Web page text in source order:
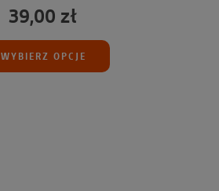
39,00 zł
WYBIERZ OPCJE